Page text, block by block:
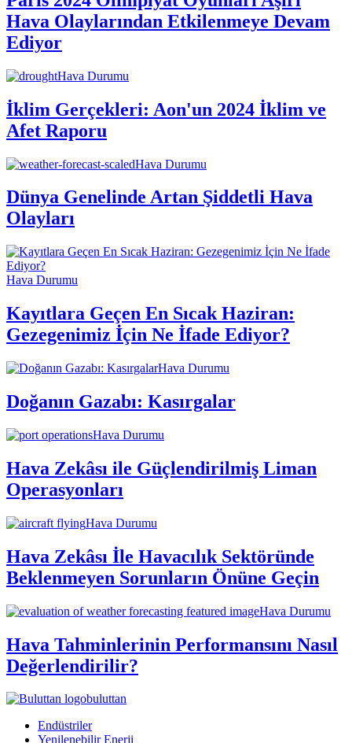
Hava Olaylarından Etkilenmeye Devam
Ediyor
Hava Durumu
İklim Gerçekleri: Aon'un 2024 İklim ve
Afet Raporu
Hava Durumu
Dünya Genelinde Artan Şiddetli Hava
Olayları
Hava Durumu
Kayıtlara Geçen En Sıcak Haziran:
Gezegenimiz İçin Ne İfade Ediyor?
Hava Durumu
Doğanın Gazabı: Kasırgalar
Hava Durumu
Hava Zekâsı ile Güçlendirilmiş Liman
Operasyonları
Hava Durumu
Hava Zekâsı İle Havacılık Sektöründe
Beklenmeyen Sorunların Önüne Geçin
Hava Durumu
Hava Tahminlerinin Performansını Nasıl
Değerlendirilir?
buluttan
Endüstriler
Yenilenebilir Enerji